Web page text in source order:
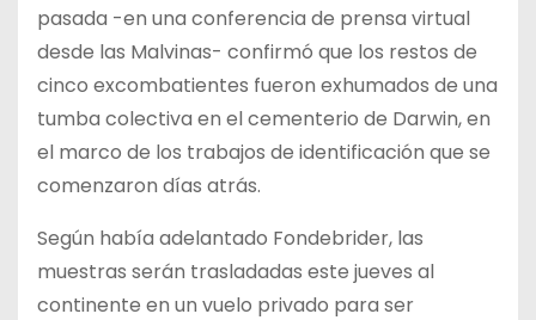
pasada -en una conferencia de prensa virtual
desde las Malvinas- confirmó que los restos de
cinco excombatientes fueron exhumados de una
tumba colectiva en el cementerio de Darwin, en
el marco de los trabajos de identificación que se
comenzaron días atrás.
Según había adelantado Fondebrider, las
muestras serán trasladadas este jueves al
continente en un vuelo privado para ser